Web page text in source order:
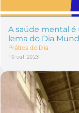
A saúde mental
lema do Dia
Prática do Dia
10 out 2023